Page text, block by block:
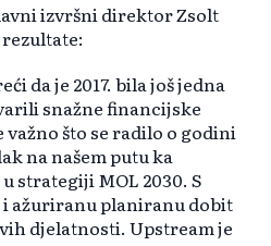
izvršni direktor Zsolt
da je 2017. bila još jedna
snažne financijske
što se radilo o godini
na našem putu ka
strategiji MOL 2030. S
ažuriranu planiranu dobit
djelatnosti. Upstream je